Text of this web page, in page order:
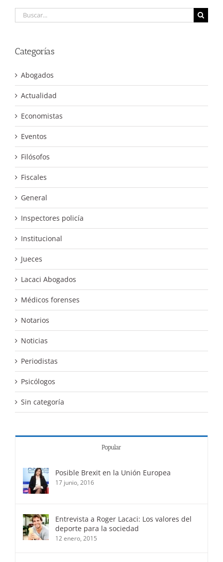
Buscar:
Categorías
Abogados
Actualidad
Economistas
Eventos
Filósofos
Fiscales
General
Inspectores policía
Institucional
Jueces
Lacaci Abogados
Médicos forenses
Notarios
Noticias
Periodistas
Psicólogos
Sin categoría
Popular
Posible Brexit en la Unión Europea
17 junio, 2016
Entrevista a Roger Lacaci: Los valores del
deporte para la sociedad
12 enero, 2015